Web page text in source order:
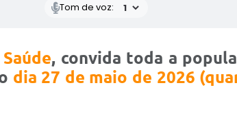
Tom de voz:
, convida toda a
dia 27 de maio de 2026